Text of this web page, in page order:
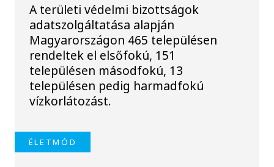
A területi védelmi bizottságok
adatszolgáltatása alapján
Magyarországon 465 településen
rendeltek el elsőfokú, 151
településen másodfokú, 13
településen pedig harmadfokú
vízkorlátozást.
ÉLETMÓD